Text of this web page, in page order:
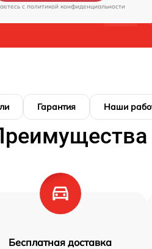
c политикой конфиденциальности
Гарантия Наши
Бесплатная доставка